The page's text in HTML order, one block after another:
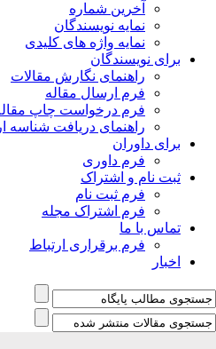
آخرین شماره
نمایه نویسندگان
نمایه واژه های کلیدی
برای نویسندگان
راهنمای نگارش مقالات
فرم ارسال مقاله
فرم درخواست چاپ
راهنمای دریافت شناسه
برای داوران
فرم داوری
ثبت نام و اشتراک
فرم ثبت نام
فرم اشتراک مجله
تماس با ما
فرم برقراری ارتباط
اخبار